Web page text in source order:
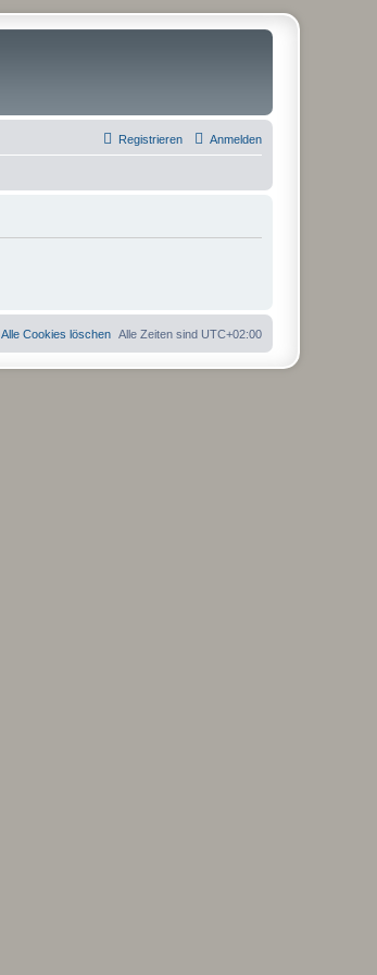
Anmelden
Registrieren
Alle Zeiten sind UTC+02:00
Alle Cookies löschen